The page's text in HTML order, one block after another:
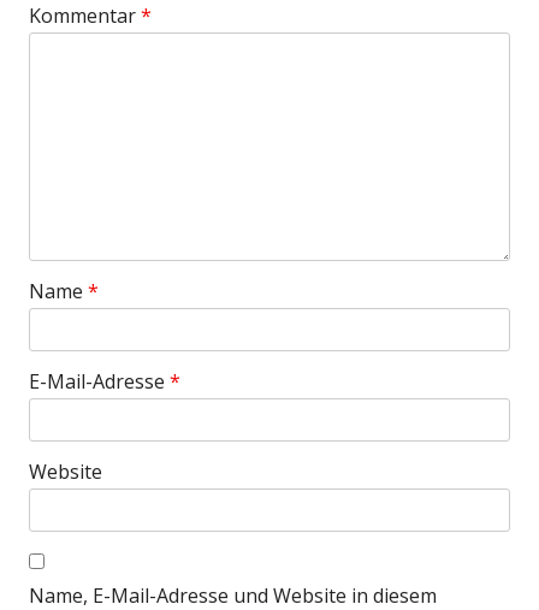
Kommentar*
Name *
E-Mail-Adresse *
Website
Name, E-Mail-Adresse und Website in diesem